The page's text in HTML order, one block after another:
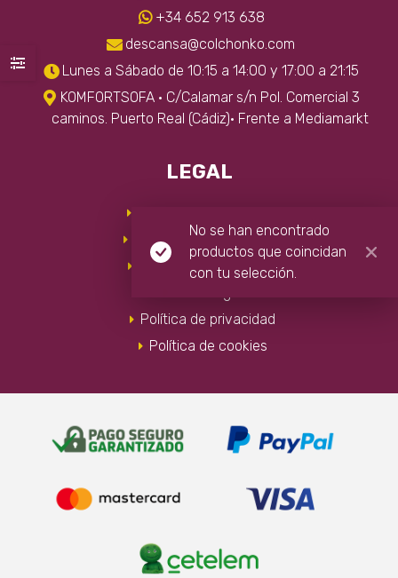
No se han encontrado
productos que coincidan
con tu selección.
+34 652 913 638
descansa@colchonko.com
Lunes a Sábado de 10:15 a 14:00 y 17:00 a 21:15
KOMFORTSOFA · C/Calamar s/n Pol. Comercial 3
caminos. Puerto Real (Cádiz)· Frente a Mediamarkt
LEGAL
Condiciones de compra
Preguntas frecuentes
Política de privacidad
Política de cookies